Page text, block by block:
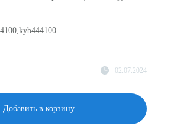
02.07.2024
Добавить в корзину